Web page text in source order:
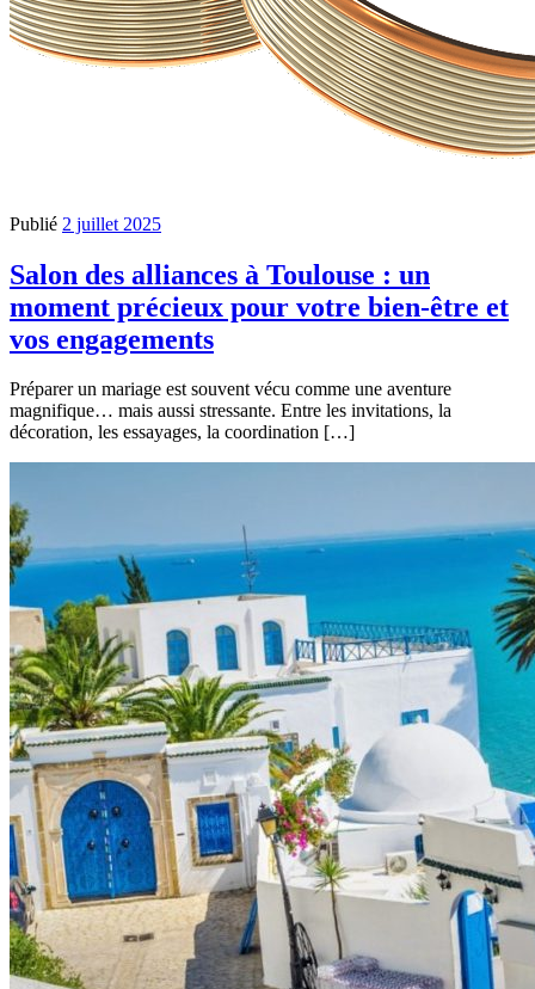
Publié 2 juillet 2025
Salon des alliances à Toulouse : un
moment précieux pour votre bien-être et
vos engagements
Préparer un mariage est souvent vécu comme une aventure
magnifique… mais aussi stressante. Entre les invitations, la
décoration, les essayages, la coordination […]